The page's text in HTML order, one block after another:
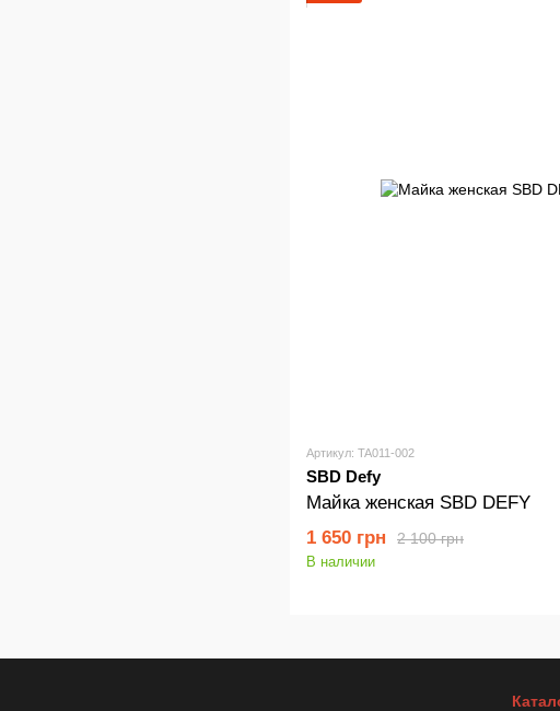
Артикул: TA011-002
SBD Defy
Майка женская SBD DEFY
2 100 грн
1 650 грн
В наличии